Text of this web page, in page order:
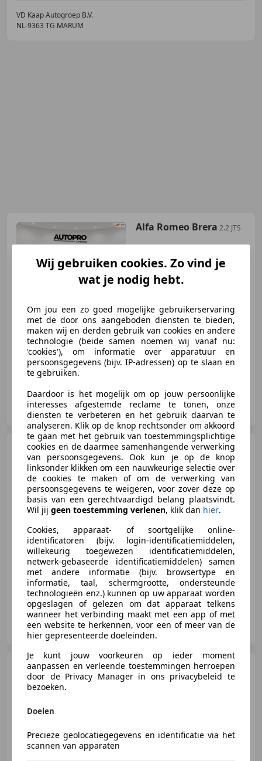
VD Kaap Autogroep B.V.
NL-9363 TG MARUM
Alfa Romeo Brera 2.2 JTS
03/2009 136.629 km Benzine 136 kW (185 PK)
AutoPro Limburg
NL-6136 KS SITTARD
Alfa Romeo Brera2.2 JTS
SkyWindow NAP/LAGEKM/CLIMA
€ 8.250
06/2006 105.638 km Benzine 136 kW (185 PK)
Autohandel GLD
NL-3853 JP ERMELO
Alfa Romeo Brera1750
Tbi 68dkm!! Misano! 19 inch
€ 22.950
Wij gebruiken cookies. Zo vind je
wat je nodig hebt.
Om jou een zo goed mogelijke gebruikerservaring
met de door ons aangeboden diensten te bieden,
maken wij en derden gebruik van cookies en andere
technologie (beide samen noemen wij vanaf nu:
'cookies'), om informatie over apparatuur en
persoonsgegevens (bijv. IP-adressen) op te slaan en
te gebruiken.
Daardoor is het mogelijk om op jouw persoonlijke
interesses afgestemde reclame te tonen, onze
diensten te verbeteren en het gebruik daarvan te
analyseren. Klik op de knop rechtsonder om akkoord
te gaan met het gebruik van toestemmingsplichtige
cookies en de daarmee samenhangende verwerking
van persoonsgegevens. Ook kun je op de knop
linksonder klikken om een nauwkeurige selectie over
de cookies te maken of om de verwerking van
persoonsgegevens te weigeren, voor zover deze op
basis van een gerechtvaardigd belang plaatsvindt.
Wil jij geen toestemming verlenen, klik dan hier.
Cookies, apparaat- of soortgelijke online-
identificatoren (bijv. login-identificatiemiddelen,
willekeurig toegewezen identificatiemiddelen,
netwerk-gebaseerde identificatiemiddelen) samen
met andere informatie (bijv. browsertype en
informatie, taal, schermgrootte, ondersteunde
technologieën enz.) kunnen op uw apparaat worden
opgeslagen of gelezen om dat apparaat telkens
wanneer het verbinding maakt met een app of met
een website te herkennen, voor een of meer van de
hier gepresenteerde doeleinden.
Je kunt jouw voorkeuren op ieder moment
aanpassen en verleende toestemmingen herroepen
door de Privacy Manager in ons privacybeleid te
bezoeken.
Doelen
Precieze geolocatiegegevens en identificatie via het
scannen van apparaten